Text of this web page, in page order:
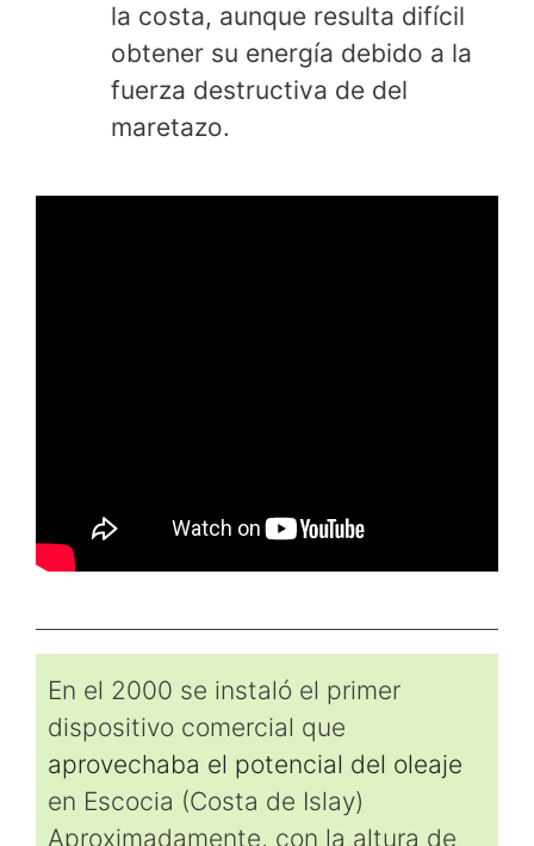
la costa, aunque resulta difícil
obtener su energía debido a la
fuerza destructiva de del
maretazo.
En el 2000 se instaló el primer
dispositivo comercial que
aprovechaba el potencial del oleaje
en Escocia (Costa de Islay)
Aproximadamente, con la altura de